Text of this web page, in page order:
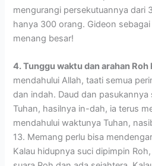
mengurangi persekutuannya dari
hanya 300 orang. Gideon
menang besar!
4. Tunggu waktu dan arahan Roh
mendahului Allah, taati semua
dan indah. Daud dan
Tuhan, hasilnya in-dah, ia terus
mendahului waktunya Tuhan,
13. Memang perlu bisa
Kalau hidupnya suci dipimpin